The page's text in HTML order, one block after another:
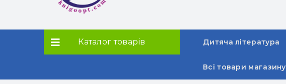
Каталог товарів Дитяча література
Всі товари магазину